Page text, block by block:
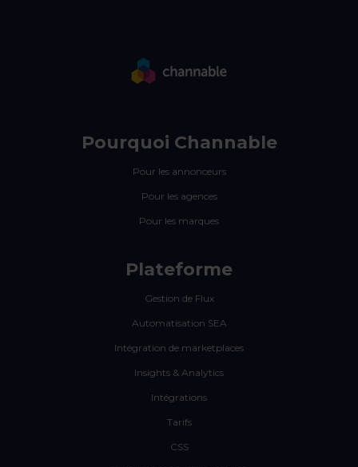
Pourquoi Channable
Pour les annonceurs
Pour les agences
Pour les marques
Plateforme
Gestion de Flux
Automatisation SEA
Intégration de marketplaces
Insights & Analytics
Intégrations
Tarifs
CSS